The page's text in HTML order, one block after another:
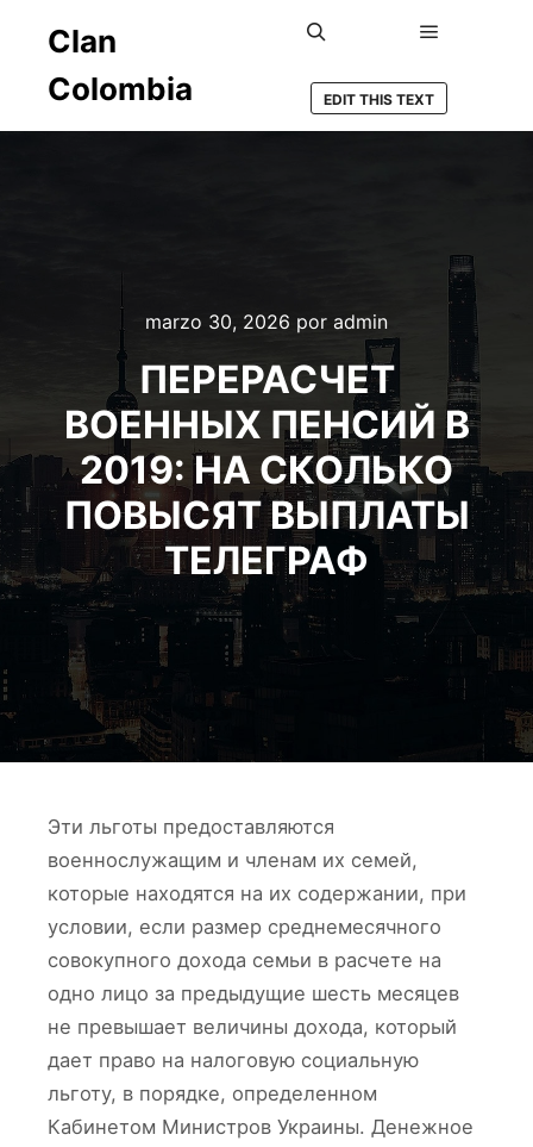
Clan
Colombia
EDIT THIS TEXT
marzo 30, 2026 por admin
ПЕРЕРАСЧЕТ
ВОЕННЫХ ПЕНСИЙ В
2019: НА СКОЛЬКО
ПОВЫСЯТ ВЫПЛАТЫ
ТЕЛЕГРАФ
Эти льготы предоставляются
военнослужащим и членам их семей,
которые находятся на их содержании, при
условии, если размер среднемесячного
совокупного дохода семьи в расчете на
одно лицо за предыдущие шесть месяцев
не превышает величины дохода, который
дает право на налоговую социальную
льготу, в порядке, определенном
Кабинетом Министров Украины. Денежное